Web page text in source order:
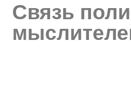
Связь